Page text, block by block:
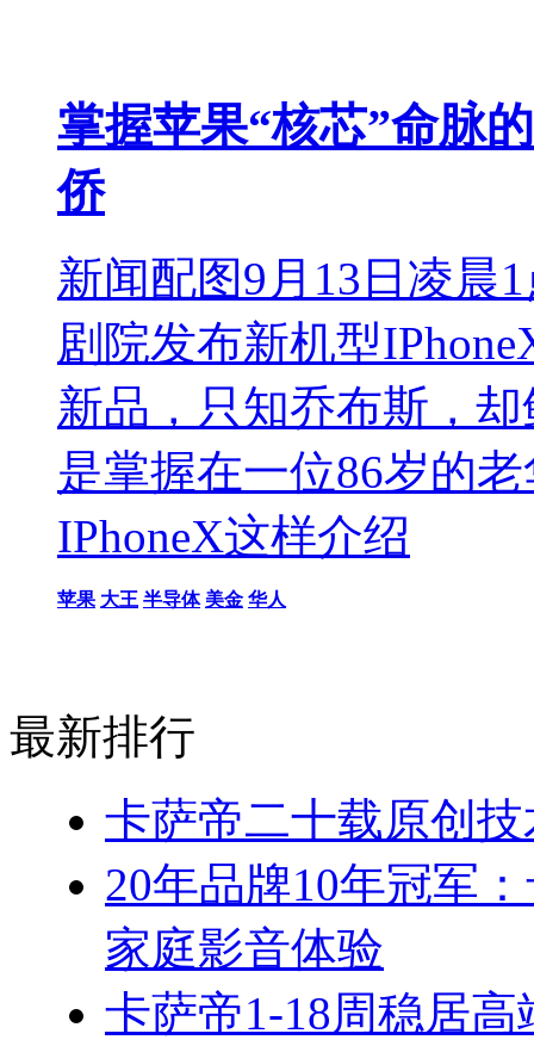
掌握苹果“核芯”命脉
侨
新闻配图9月13日凌晨
剧院发布新机型
新品，只知乔布斯，
是掌握在一位86岁的
IPhoneX这样介绍
苹果 大王 半导体 美金 华人
最新排行
卡萨帝二十载原创
20年品牌10年冠军
家庭影音体验
卡萨帝1-18周稳居